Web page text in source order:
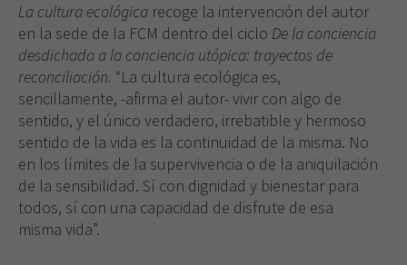
La cultura ecológica recoge la intervención del autor
en la sede de la FCM dentro del ciclo De la conciencia
desdichada a la conciencia utópica: trayectos de
reconciliación. “La cultura ecológica es,
sencillamente, -afirma el autor- vivir con algo de
sentido, y el único verdadero, irrebatible y hermoso
sentido de la vida es la continuidad de la misma. No
en los límites de la supervivencia o de la aniquilación
de la sensibilidad. Sí con dignidad y bienestar para
todos, sí con una capacidad de disfrute de esa
misma vida”.